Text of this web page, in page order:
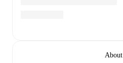
About